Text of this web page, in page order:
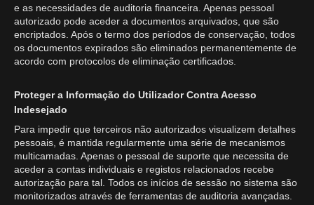
e as necessidades de auditoria financeira. Apenas pessoal
autorizado pode aceder a documentos arquivados, que são
encriptados. Após o termo dos períodos de conservação, todos
os documentos expirados são eliminados permanentemente de
acordo com protocolos de eliminação certificados.
Proteger a Informação do Utilizador Contra Acesso
Indesejado
Para impedir que terceiros não autorizados visualizem detalhes
pessoais, é mantida regularmente uma série de mecanismos
multicamadas. Apenas o pessoal de suporte que necessita de
aceder a contas individuais e registos relacionados recebe
autorização para tal. Todos os inícios de sessão no sistema são
monitorizados através de ferramentas de auditoria avançadas.